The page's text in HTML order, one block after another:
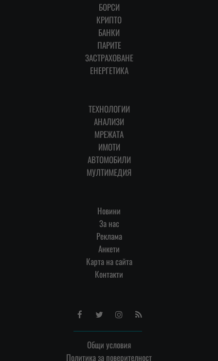
БОРСИ
КРИПТО
БАНКИ
ПАРИТЕ
ЗАСТРАХОВАНЕ
ЕНЕРГЕТИКА
ТЕХНОЛОГИИ
АНАЛИЗИ
МРЕЖАТА
ИМОТИ
АВТОМОБИЛИ
МУЛТИМЕДИЯ
Новини
За нас
Реклама
Анкети
Карта на сайта
Контакти
FacebookTwitterInstagram
RSS
Общи условия
Политика за поверителност